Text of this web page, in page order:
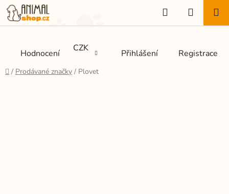
Přejít
na
obsah
Hodnocení CZK Přihlášení Registrace
Hledat
KOŠÍK
Domů
/ Prodávané značky / Plovet